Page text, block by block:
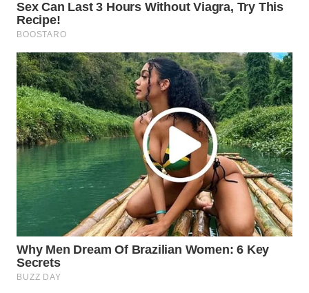
SULUT
MALUKU
WN
MALUT
WN
DAIRI
WN
TOBA
WN
NIAS